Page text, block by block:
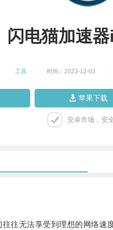
闪电猫加速
工具 时间：2023-12-03
苹果下载
安卓市场，安
往无法享受到理想的网络速度